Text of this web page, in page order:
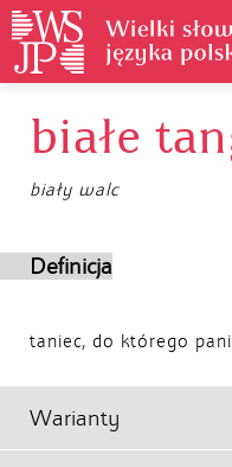
białe
biały walc
Definicja
taniec, do którego
Warianty